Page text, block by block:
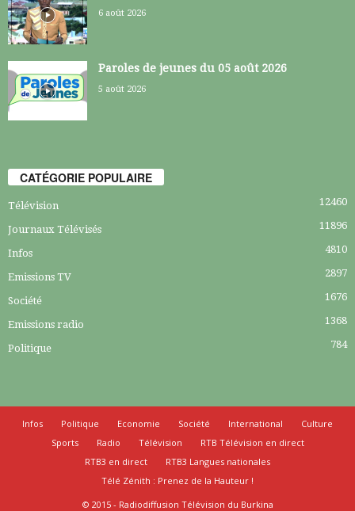
6 août 2026
Paroles de jeunes du 05 août 2026
5 août 2026
CATÉGORIE POPULAIRE
Télévision 12460
Journaux Télévisés 11896
Infos 4810
Emissions TV 2897
Société 1676
Emissions radio 1368
Politique 784
Infos Politique Economie Société International
Culture
Sports
Radio Télévision
RTB Télévision en direct
RTB3 en direct
RTB3 Langues nationales
Télé Zénith : Prenez de la Hauteur !
© 2015 - Radiodiffusion Télévision du Burkina